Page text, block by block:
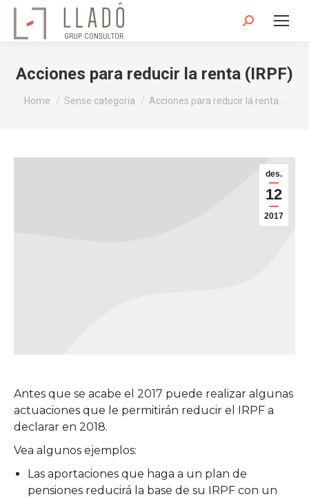
Search:
Acciones para reducir la renta (IRPF)
You are here:
Home Sense categoria Acciones para reducir la renta…
des.
12
2017
Antes que se acabe el 2017 puede realizar algunas
actuaciones que le permitirán reducir el IRPF a
declarar en 2018.
Vea algunos ejemplos:
Las aportaciones que haga a un plan de
pensiones reducirá la base de su IRPF con un